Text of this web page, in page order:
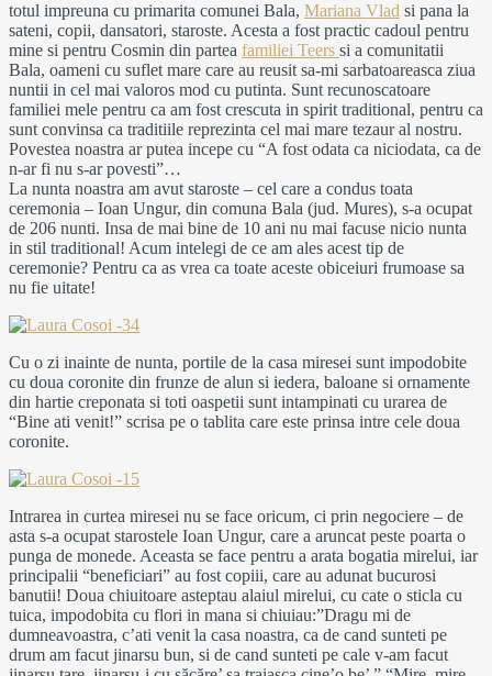
totul impreuna cu primarita comunei Bala, Mariana Vlad si pana la
sateni, copii, dansatori, staroste. Acesta a fost practic cadoul pentru
mine si pentru Cosmin din partea familiei Teers si a comunitatii
Bala, oameni cu suflet mare care au reusit sa-mi sarbatoareasca ziua
nuntii in cel mai valoros mod cu putinta. Sunt recunoscatoare
familiei mele pentru ca am fost crescuta in spirit traditional, pentru ca
sunt convinsa ca traditiile reprezinta cel mai mare tezaur al nostru.
Povestea noastra ar putea incepe cu “A fost odata ca niciodata, ca de
n-ar fi nu s-ar povesti”…
La nunta noastra am avut staroste – cel care a condus toata
ceremonia – Ioan Ungur, din comuna Bala (jud. Mures), s-a ocupat
de 206 nunti. Insa de mai bine de 10 ani nu mai facuse nicio nunta
in stil traditional! Acum intelegi de ce am ales acest tip de
ceremonie? Pentru ca as vrea ca toate aceste obiceiuri frumoase sa
nu fie uitate!
Cu o zi inainte de nunta, portile de la casa miresei sunt impodobite
cu doua coronite din frunze de alun si iedera, baloane si ornamente
din hartie creponata si toti oaspetii sunt intampinati cu urarea de
“Bine ati venit!” scrisa pe o tablita care este prinsa intre cele doua
coronite.
Intrarea in curtea miresei nu se face oricum, ci prin negociere – de
asta s-a ocupat starostele Ioan Ungur, care a aruncat peste poarta o
punga de monede. Aceasta se face pentru a arata bogatia mirelui, iar
principalii “beneficiari” au fost copiii, care au adunat bucurosi
banutii! Doua chiuitoare asteptau alaiul mirelui, cu cate o sticla cu
tuica, impodobita cu flori in mana si chiuiau:”Dragu mi de
dumneavoastra, c’ati venit la casa noastra, ca de cand sunteti pe
drum am facut jinarsu bun, si de cand sunteti pe cale v-am facut